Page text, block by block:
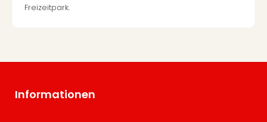
Freizeitpark.
Informationen